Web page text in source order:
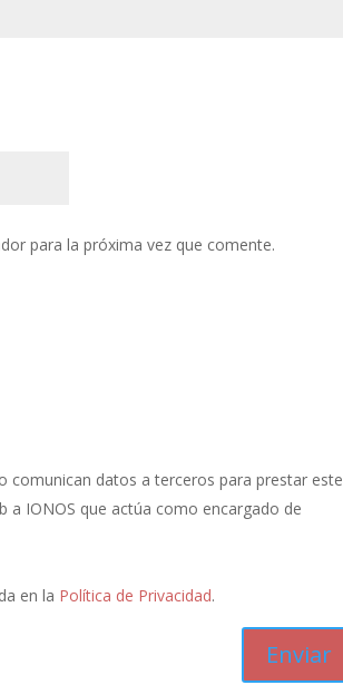
para la próxima vez que comente.
comunican datos a terceros para prestar este
a IONOS que actúa como encargado de
en la Política de Privacidad.